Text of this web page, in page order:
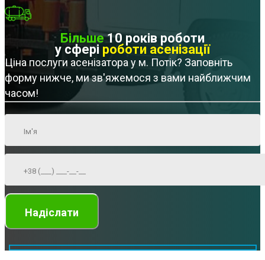
Більше10 років роботи
у сфері роботи асенізації
Ціна послуги асенізатора у м. Потік? Заповніть
форму нижче, ми зв'яжемося з вами найближчим
часом!